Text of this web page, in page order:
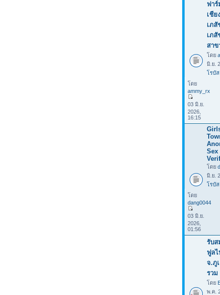
ฟา
เชีย
เภสั
เภสั
สาข
โดย
มิ.ย.
โรบั
โดย
ammy_rx
03 มิ.ย.
2026,
16:15
Sex
โดย
มิ.ย.
โรบั
โดย
dang0044
03 มิ.ย.
2026,
01:56
รับส
ฟูล
จ.ภู
รวม
โดย
พ.ค.